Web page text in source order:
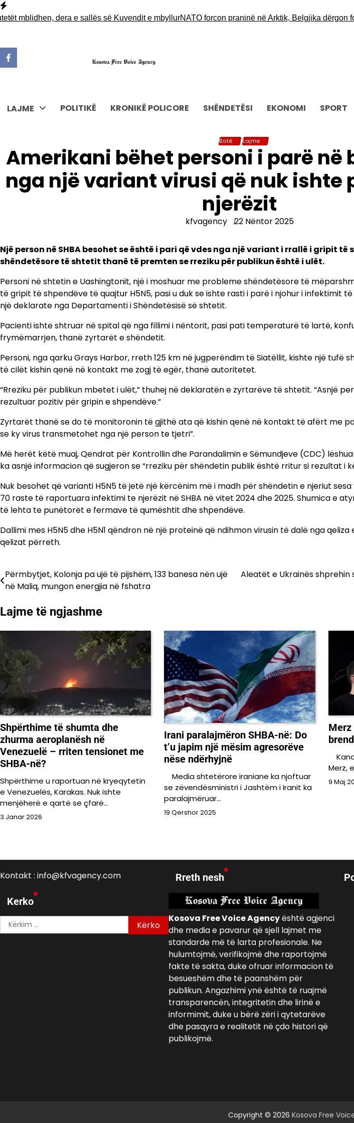
Skip
tomblidhen, dera e sallës së Kuvendit e mbyllur NATO forcon praninë në Arktik, Belgjika dërgon
LAJME POLITIKË KRONIKË POLICORE SHËNDETËSI EKONOMI SPORT
Botë Lajme
Amerikani bëhet personi i parë në
nga një variant virusi që nuk ishte
njerëzit
kfvagency 22 Nëntor 2025
Një person në SHBA besohet se është i pari që vdes nga një variant i rrallë i gripit
shëndetësore të shtetit thanë të premten se rreziku për publikun është i ulët.
Personi në shtetin e Uashingtonit, një i moshuar me probleme shëndetësore të
të gripit të shpendëve të quajtur H5N5, pasi u duk se ishte rasti i parë i njohur i infektimit
një deklarate nga Departamenti i Shëndetësisë së shtetit.
Pacienti ishte shtruar në spital që nga fillimi i nëntorit, pasi pati temperaturë të lartë,
frymëmarrjen, thanë zyrtarët e shëndetit.
Personi, nga qarku Grays Harbor, rreth 125 km në jugperëndim të Siatëllit, kishte një tufë
të cilët kishin qenë në kontakt me zogj të egër, thanë autoritetet.
“Rreziku për publikun mbetet i ulët,” thuhej në deklaratën e zyrtarëve të shtetit. “Asnjë
rezultuar pozitiv për gripin e shpendëve.”
Zyrtarët thanë se do të monitoronin të gjithë ata që kishin qenë në kontakt të afërt me
se ky virus transmetohet nga një person te tjetri”.
Më herët këtë muaj, Qendrat për Kontrollin dhe Parandalimin e Sëmundjeve (CDC)
ka asnjë informacion që sugjeron se “rreziku për shëndetin publik është rritur si rezultat i
Nuk besohet që varianti H5N5 të jetë një kërcënim më i madh për shëndetin e njeriut sesa
70 raste të raportuara infektimi te njerëzit në SHBA në vitet 2024 dhe 2025. Shumica e
të lehta te punëtorët e fermave të qumështit dhe shpendëve.
Dallimi mes H5N5 dhe H5N1 qëndron në një proteinë që ndihmon virusin të dalë nga
qelizat përreth.
Lëvizje
postimet
Përmbytjet, Kolonja pa ujë të pijshëm, 133 banesa nën ujë
në Maliq, mungon energjia në fshatra
Aleatët e Ukrainës shprehin
Lajme të ngjashme
Shpërthime të shumta dhe
zhurma aeroplanësh në
Venezuelë – rriten tensionet me
SHBA-në?
Shpërthime u raportuan në kryeqytetin
e Venezuelës, Karakas. Nuk ishte
menjëherë e qartë se çfarë…
3 Janar 2026
Irani paralajmëron SHBA-në: Do
t’u japim një mësim agresorëve
nëse ndërhyjnë
Media shtetërore iraniane ka njoftuar
se zëvendësministri i Jashtëm i Iranit ka
paralajmëruar…
19 Qershor 2025
Merz
Merz,
9 Maj
Kontakt : info@kfvagency.com
Kerko
Kërko
për:
Rreth nesh
Kosova Free Voice Agencyështë agjenci
dhe media e pavarur që sjell lajmet me
standarde më të larta profesionale. Ne
hulumtojmë, verifikojmë dhe raportojmë
fakte të sakta, duke ofruar informacion të
besueshëm dhe të paanshëm për
publikun. Angazhimi ynë është të ruajmë
transparencën, integritetin dhe lirinë e
informimit, duke u bërë zëri i qytetarëve
dhe pasqyra e realitetit në çdo histori që
publikojmë.